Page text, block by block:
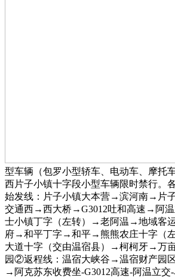
型车辆（包罗小型轿车、电动车、摩托
西片子小镇十字段小型车辆限时禁行。
始发线：片子小镇大本营→滨河南→片
交通西→西大桥→G3012吐和高速→阿
士小镇丁字（左转）→老阿温→地域客
府→和平丁字→和平→熊熊农庄十字（
大道十字（交由温宿县）→柯柯牙→万
园②返程线：温宿大峡谷→温宿财产园
→阿克苏东收费坐-G3012高速-阿温立交